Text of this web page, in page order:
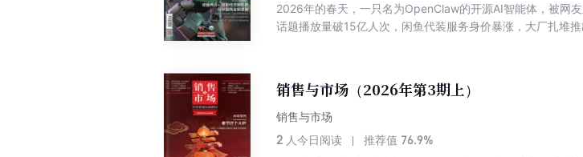
是记录一个展会的阵痛，更是为了在行业的十字路口，点一
壁垒、把交易变成价值共鸣的玩家，才能在春糖的下一个轮
2026年的春天，一只名为OpenClaw的开源AI智能体，被网
话题播放量破15亿人次，闲鱼代装服务身价暴涨，大厂扎堆
境；一边是政策层面对智能体产业的高度期许，一边是技术
虾”狂欢，折射的不仅是一款AI工具的爆红与遇冷，更是中国
话的聊天机器人，进化为会做事的“数字员工”，是智能经济
拨开技术狂欢的迷雾，剖析OpenClaw火爆的底层逻辑，直
销售与市场（2026年第3期上）
销售与市场
2 人今日阅读 推荐值 76.9%